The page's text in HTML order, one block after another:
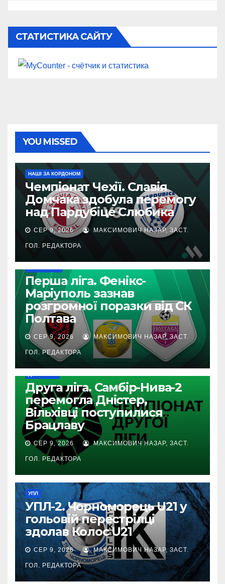
СТАТИСТИКА САЙТУ
YOU MISSED
НАШІ ЗА КОРДОНОМ
Чемпіонат Чехії. Славія
Домчака здобула перемогу
над Пардубіце Слюбика
СЕР 9, 2026 МАКСИМОВИЧ НАЗАР, ЗАСТ.
ГОЛ. РЕДАКТОРА
Перша ліга. Фенікс-
Маріуполь зазнав
розгромної поразки від СК
Полтава
СЕР 9, 2026 МАКСИМОВИЧ НАЗАР, ЗАСТ.
ГОЛ. РЕДАКТОРА
Друга ліга. Самбір-Нива-2
перемогла Дністер,
Вільхівці поступилися
Брацлаву
СЕР 9, 2026 МАКСИМОВИЧ НАЗАР, ЗАСТ.
ГОЛ. РЕДАКТОРА
УПЛ
УПЛ-2. Чорноморець U21 у
гольовій перестрілці
здолав Колос U21
СЕР 9, 2026 МАКСИМОВИЧ НАЗАР, ЗАСТ.
ГОЛ. РЕДАКТОРА